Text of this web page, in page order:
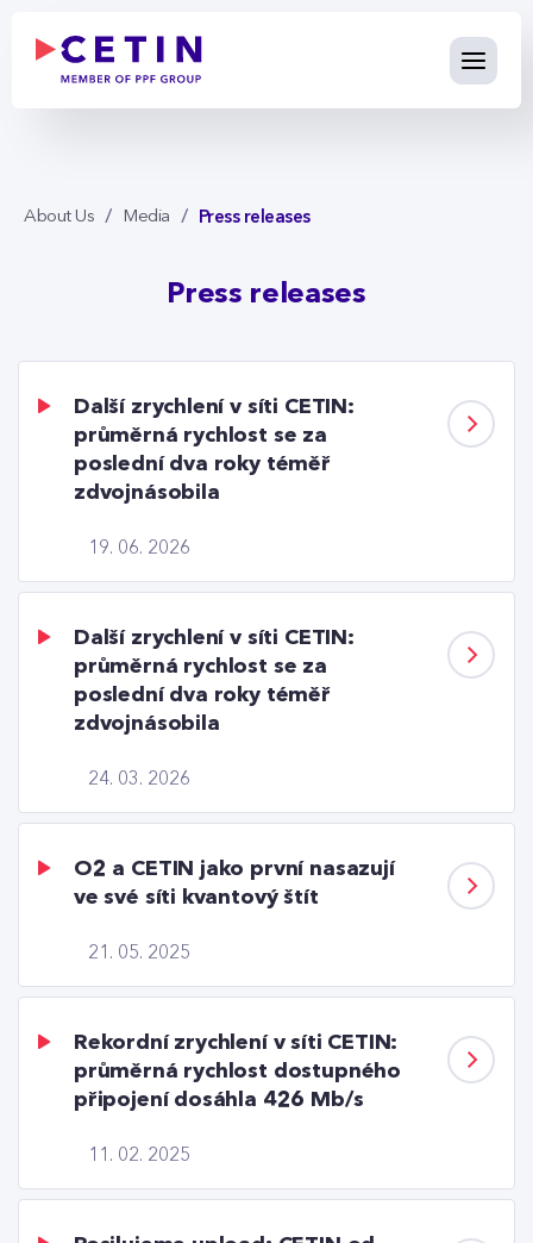
About Us Media Press releases
Press releases
19. 06. 2026
Další zrychlení v síti CETIN:
průměrná rychlost se za
poslední dva roky téměř
zdvojnásobila
24. 03. 2026
Další zrychlení v síti CETIN:
průměrná rychlost se za
poslední dva roky téměř
zdvojnásobila
21. 05. 2025
O2 a CETIN jako první nasazují
ve své síti kvantový štít
11. 02. 2025
Rekordní zrychlení v síti CETIN:
průměrná rychlost dostupného
připojení dosáhla 426 Mb/s